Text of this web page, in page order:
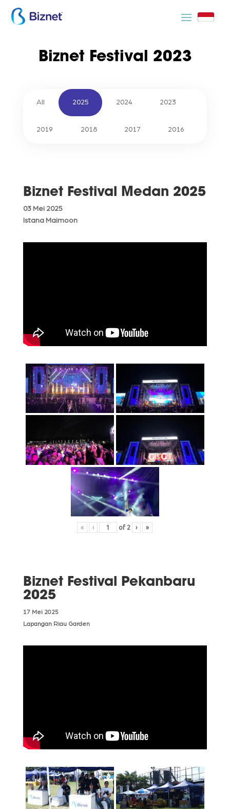
Biznet Festival 2023
All 2025 2024 2023
2019 2018 2017 2016
Biznet Festival Medan 2025
03 Mei 2025
Istana Maimoon
« ‹ of 2 › »
Biznet Festival Pekanbaru
2025
17 Mei 2025
Lapangan Riau Garden